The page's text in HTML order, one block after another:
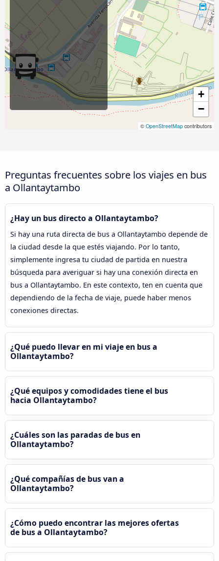
+
−
© OpenStreetMap contributors
Preguntas frecuentes sobre los viajes en bus
a Ollantaytambo
¿Hay un bus directo a Ollantaytambo?
Si hay una ruta directa de bus a Ollantaytambo depende de
la ciudad desde la que estés viajando. Por lo tanto,
simplemente ingresa tu ciudad de partida en nuestra
búsqueda para averiguar si hay una conexión directa en
bus a Ollantaytambo. En este contexto, ten en cuenta que
dependiendo de la fecha de viaje, puede haber menos
conexiones directas.
¿Qué puedo llevar en mi viaje en bus a
Ollantaytambo?
¿Qué equipos y comodidades tiene el bus
hacia Ollantaytambo?
¿Cuáles son las paradas de bus en
Ollantaytambo?
¿Qué compañías de bus van a
Ollantaytambo?
¿Cómo puedo encontrar las mejores ofertas
de bus a Ollantaytambo?